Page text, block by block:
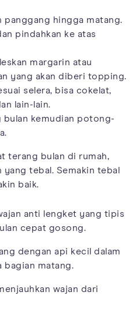
panggang hingga matang.
pindahkan ke atas
margarin atau
yang akan diberi topping.
selera, bisa cokelat,
lain-lain.
bulan kemudian potong-
terang bulan di rumah,
tebal. Semakin tebal
baik.
anti lengket yang tipis
cepat gosong.
dengan api kecil dalam
bagian matang.
wajan dari